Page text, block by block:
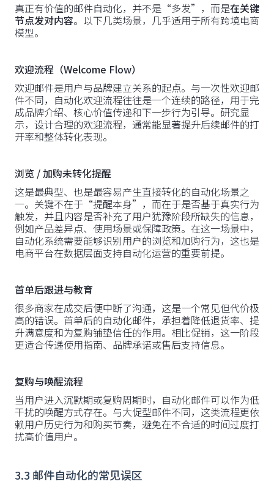
真正有价值的邮件自动化，并不是“多发”，而是在关键
节点发对内容。以下几类场景，几乎适用于所有跨境电商
模型。
欢迎流程（Welcome Flow）
欢迎邮件是用户与品牌建立关系的起点。与一次性欢迎邮
件不同，自动化欢迎流程往往是一个连续的路径，用于完
成品牌介绍、核心价值传递和下一步行为引导。研究显
示，设计合理的欢迎流程，通常能显著提升后续邮件的打
开率和整体转化表现。
浏览 / 加购未转化提醒
这是最典型、也是最容易产生直接转化的自动化场景之
一。关键不在于“提醒本身”，而在于是否基于真实行为
触发，并且内容是否补充了用户犹豫阶段所缺失的信息，
例如产品差异点、使用场景或保障政策。在这一场景中，
自动化系统需要能够识别用户的浏览和加购行为，这也是
电商平台在数据层面支持自动化运营的重要前提。
首单后跟进与教育
很多商家在成交后便中断了沟通，这是一个常见但代价极
高的错误。首单后的自动化邮件，承担着降低退货率、提
升满意度和为复购铺垫信任的作用。相比促销，这一阶段
更适合传递使用指南、品牌承诺或售后支持信息。
复购与唤醒流程
当用户进入沉默期或复购周期时，自动化邮件可以作为低
干扰的唤醒方式存在。与大促型邮件不同，这类流程更依
赖用户历史行为和购买节奏，避免在不合适的时间过度打
扰高价值用户。
3.3 邮件自动化的常见误区